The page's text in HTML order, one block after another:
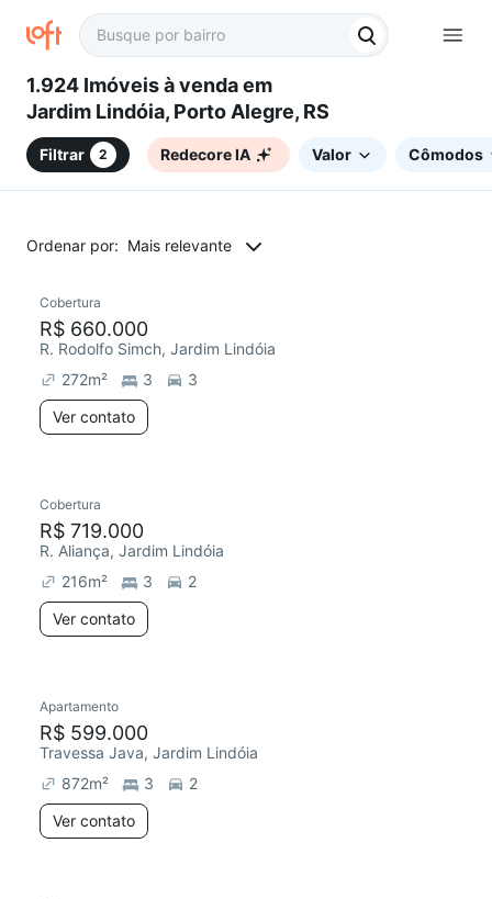
1.924 Imóveis à venda em
Jardim Lindóia, Porto Alegre, RS
Filtrar 2 Redecore IA Valor Cômodos
Ordenar por: Mais relevante
Cobertura
R$ 660.000
R. Rodolfo Simch, Jardim Lindóia
272m² 3
3
Ver contato
Redecorar
Cobertura
R$ 719.000
R. Aliança, Jardim Lindóia
216m² 3
2
Ver contato
Chegou este mês
Apartamento
R$ 599.000
Travessa Java, Jardim Lindóia
872m² 3
2
Ver contato